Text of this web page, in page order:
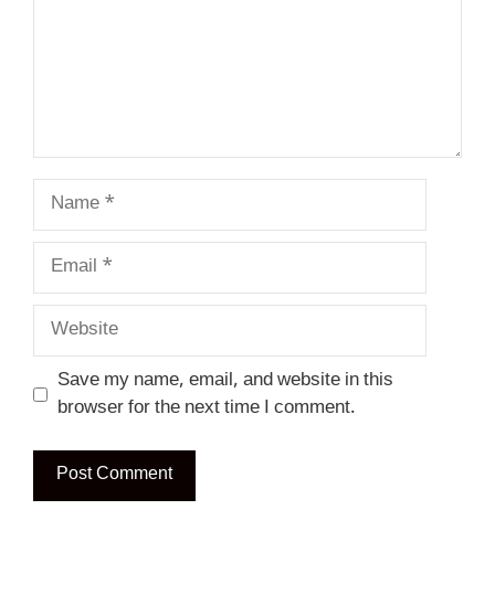
Name
Email
Website
Save my name, email, and website in this
browser for the next time I comment.